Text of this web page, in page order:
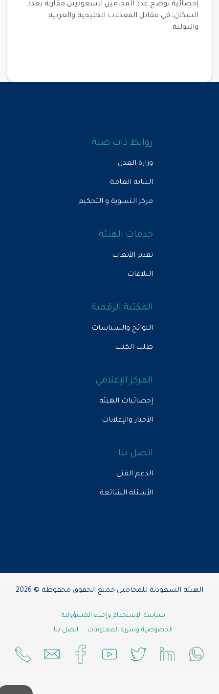
إحصائية توضح عدد المحامين السعوديين مقارنة بعدد
السكان، في مقابل المعدلات الخليجية والعربية
والدولية.
روابط ذات صلة
وزارة العدل
النيابة العامة
مركز التسوية و التحكيم
خدمات الهيئة
تقدير الأتعاب
البلاغات
المكتبة الرقمية
اللوائح والسياسات
طلب الكتب
المركز الإعلامي
إحصائيات الهيئة
الأخبار والإعلانات
اتصل بنا
الدعم الفني
الأسئلة الشائعة
الهيئة السعودية للمحامين جميع الحقوق محفوظة © 2026
سياسة الاستخدام وإخلاء المسؤولية
الخصوصية وسرية المعلومات
اتصل بنا